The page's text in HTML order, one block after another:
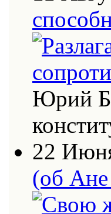
Юрий
22
(об